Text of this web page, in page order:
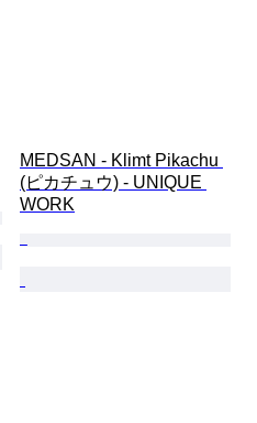
MEDSAN - Klimt Pikachu
(ピカチュウ) - UNIQUE
WORK